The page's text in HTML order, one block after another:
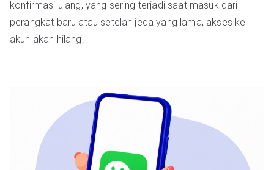
konfirmasi ulang, yang sering terjadi saat masuk dari
perangkat baru atau setelah jeda yang lama, akses ke
akun akan hilang.